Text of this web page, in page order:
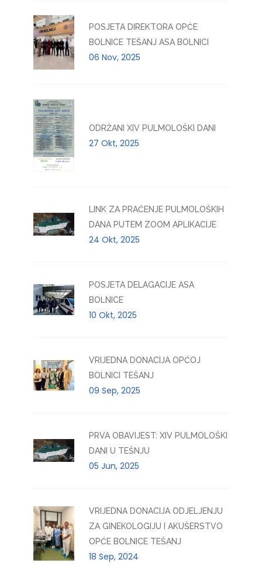
POSJETA DIREKTORA OPĆE
BOLNICE TEŠANJ ASA BOLNICI
06 Nov, 2025
ODRŽANI XIV PULMOLOŠKI DANI
27 Okt, 2025
LINK ZA PRAĆENJE PULMOLOŠKIH
DANA PUTEM ZOOM APLIKACIJE
24 Okt, 2025
POSJETA DELAGACIJE ASA
BOLNICE
10 Okt, 2025
VRIJEDNA DONACIJA OPĆOJ
BOLNICI TEŠANJ
09 Sep, 2025
PRVA OBAVIJEST: XIV PULMOLOŠKI
DANI U TEŠNJU
05 Jun, 2025
VRIJEDNA DONACIJA ODJELJENJU
ZA GINEKOLOGIJU I AKUŠERSTVO
OPĆE BOLNICE TEŠANJ
18 Sep, 2024